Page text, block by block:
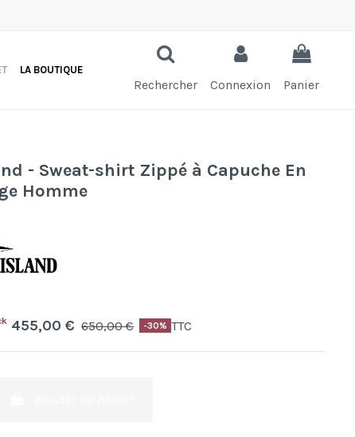
LA BOUTIQUE
Rechercher Connexion Panier
- Sweat-shirt Zippé à Capuche En
Homme
455,00 € 650,00 € -30% TTC